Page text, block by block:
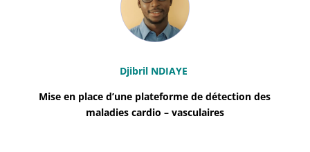
Djibril NDIAYE
Mise en place d’une plateforme de détection des
maladies cardio – vasculaires